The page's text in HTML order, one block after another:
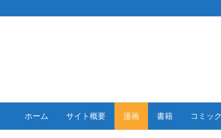
ホーム サイト概要 漫画 書籍 コミッ